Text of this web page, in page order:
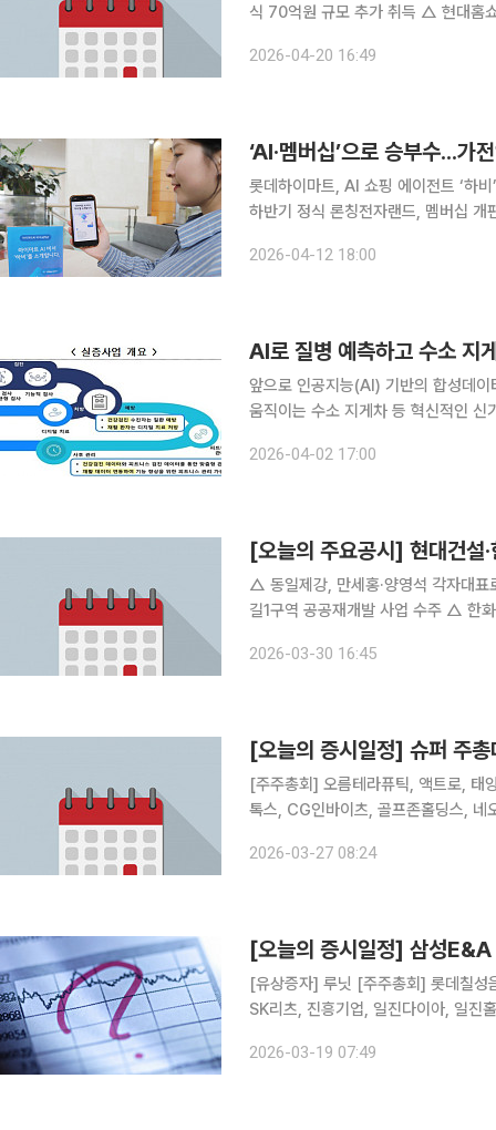
식 70억원 규모 추가 취득 △ 현대홈쇼핑, 임시주총서 포괄적 주식교환 및 자본감소 안건 승인 △
2026-04-20 16:49
‘AI·멤버십’으로 승부수...가
롯데하이마트, AI 쇼핑 에이전트 ‘하
하반기 정식 론칭전자랜드, 멤버십
불황 돌파에 나섰다. 온라인 중심으로
2026-04-12 18:00
AI로 질병 예측하고 수소 지
앞으로 인공지능(AI) 기반의 합성데
움직이는 수소 지게차 등 혁신적인 신기
중심으로 총 26건의 산업융합 규제샌
2026-04-02 17:00
[오늘의 주요공시] 현대건설
△ 동일제강, 만세홍·양영석 각자대표로 변경…김우진
길1구역 공공재개발 사업 수주 △ 한화엔진, 한화오션과 957억 규모 선박용 엔진 공급계약 체결 △
주 △ KISCO홀딩스, 대표이사 변경
2026-03-30 16:45
[오늘의 증시일정] 슈퍼 주
[주주총회] 오름테라퓨틱, 액트로, 태
톡스, CG인바이츠, 골프존홀딩스, 네
에이텀, 제이티, 유니온바이오메트릭
2026-03-27 08:24
[오늘의 증시일정] 삼성E&A
[유상증자] 루닛 [주주총회] 롯데칠성음료, 한화오션, 호텔신라, 신한서부티엔디리츠, GS리테일,
SK리츠, 진흥기업, 일진다이아, 일진
송원산업, 한국수출포장공업, 삼성생
2026-03-19 07:49